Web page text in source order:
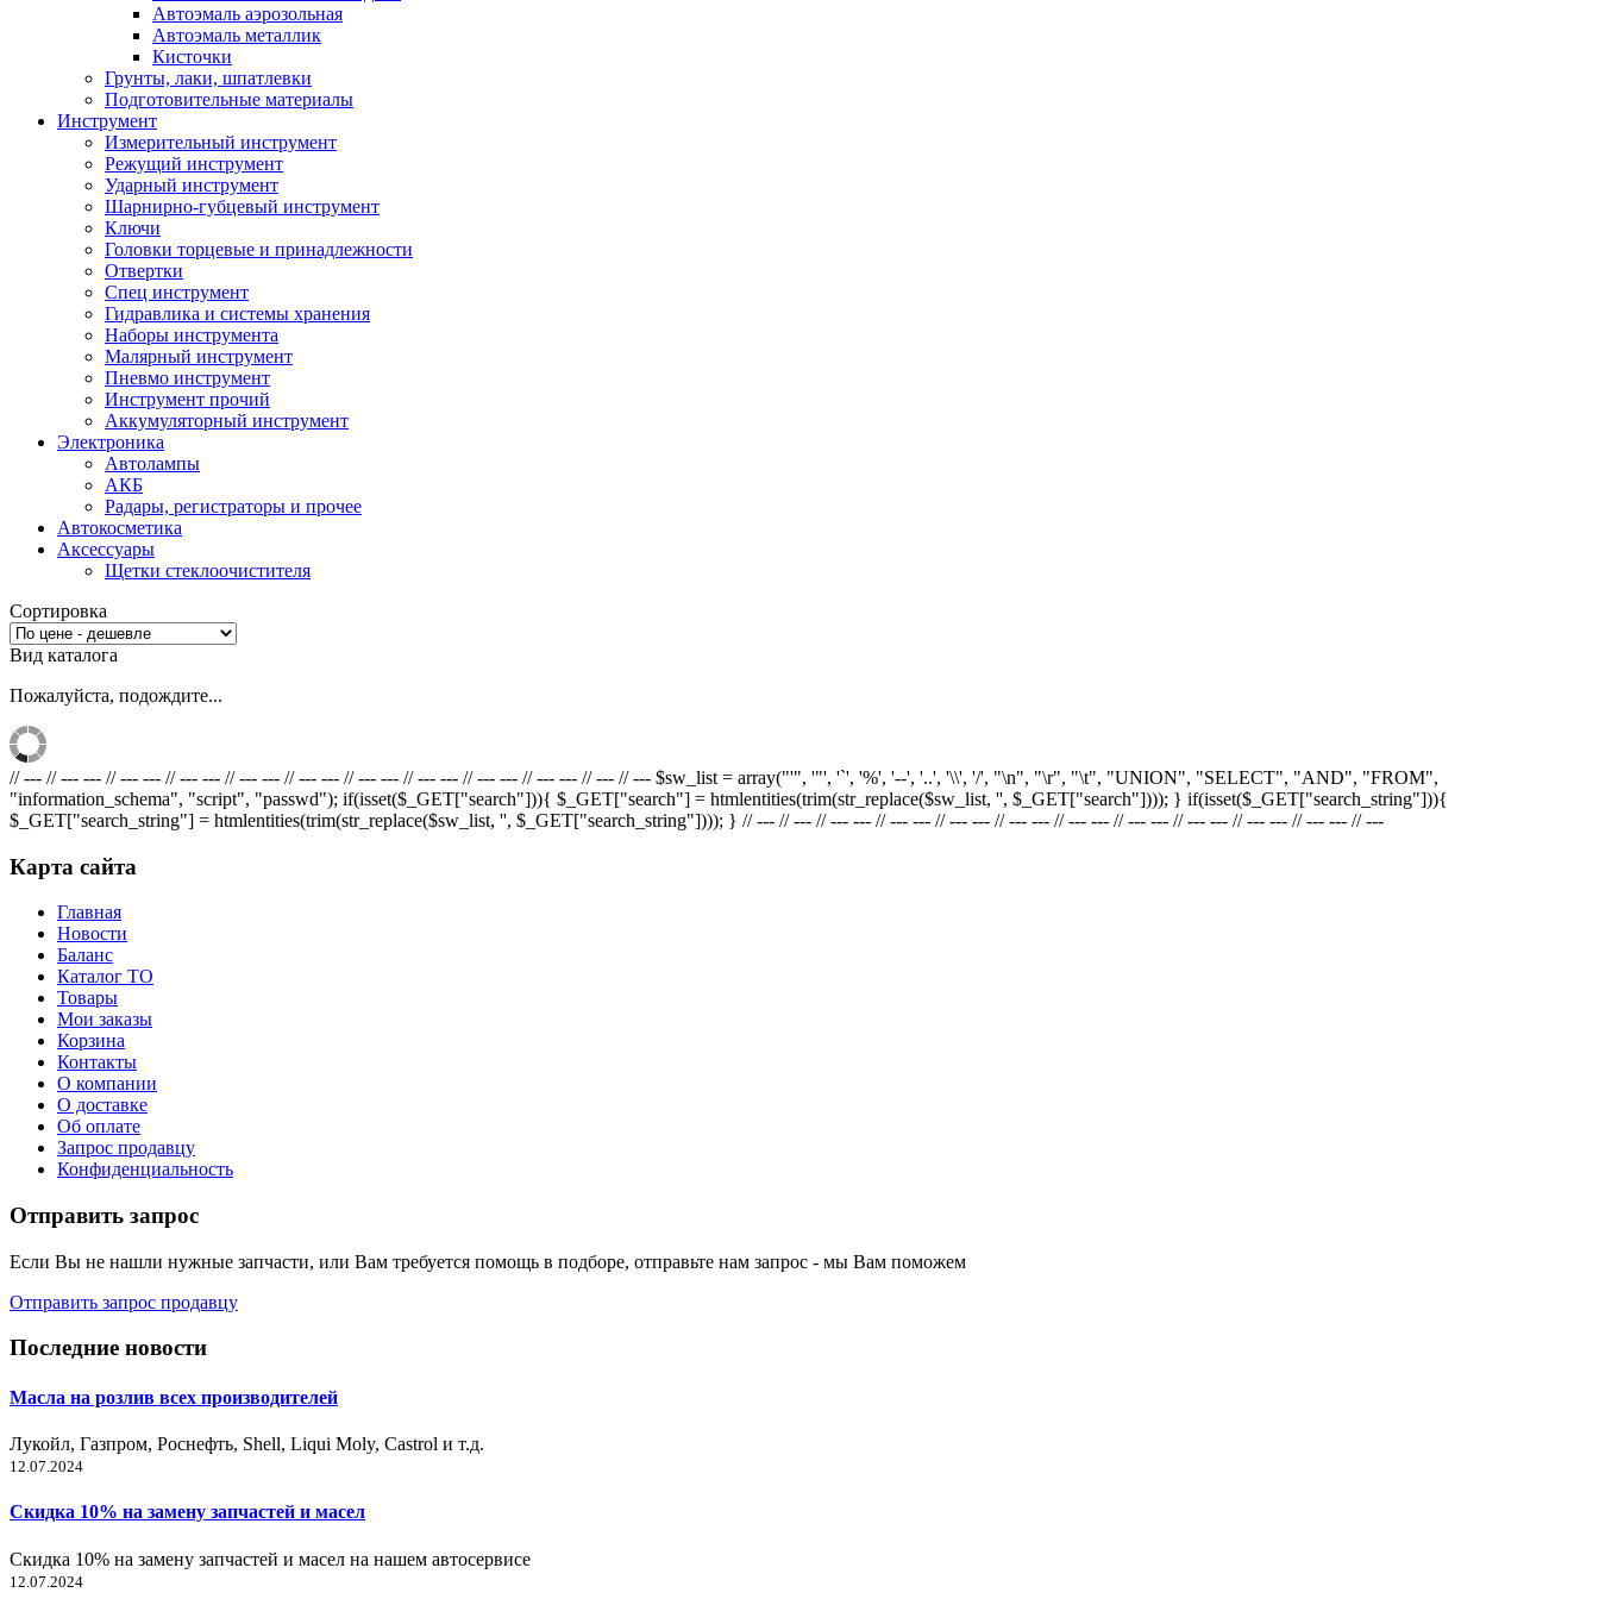
Автоэмаль аэрозольная
Автоэмаль металлик
Кисточки
Грунты, лаки, шпатлевки
Подготовительные материалы
Инструмент
Измерительный инструмент
Режущий инструмент
Ударный инструмент
Шарнирно-губцевый инструмент
Ключи
Головки торцевые и принадлежности
Отвертки
Спец инструмент
Гидравлика и системы хранения
Наборы инструмента
Малярный инструмент
Пневмо инструмент
Инструмент прочий
Аккумуляторный инструмент
Электроника
Автолампы
АКБ
Радары, регистраторы и прочее
Автокосметика
Аксессуары
Щетки стеклоочистителя
Сортировка
Вид каталога
Пожалуйста, подождите...
// --- // --- --- // --- --- // --- --- // --- --- // --- --- // --- --- // --- --- // --- --- // --- --- // --- // --- $sw_list = array("'", '"', '`', '%', '--', '..', '\\', '/', "\n", "\r", "\t", "UNION", "SELECT", "AND", "FROM",
"information_schema", "script", "passwd"); if(isset($_GET["search"])){ $_GET["search"] = htmlentities(trim(str_replace($sw_list, '', $_GET["search"]))); } if(isset($_GET["search_string"])){
$_GET["search_string"] = htmlentities(trim(str_replace($sw_list, '', $_GET["search_string"]))); } // --- // --- // --- --- // --- --- // --- --- // --- --- // --- --- // --- --- // --- --- // --- --- // --- --- // ---
Карта сайта
Главная
Новости
Баланс
Каталог ТО
Товары
Мои заказы
Корзина
Контакты
О компании
О доставке
Об оплате
Запрос продавцу
Конфиденциальность
Отправить запрос
Если Вы не нашли нужные запчасти, или Вам требуется помощь в подборе, отправьте нам запрос - мы Вам поможем
Отправить запрос продавцу
Последние новости
Масла на розлив всех производителей
Лукойл, Газпром, Роснефть, Shell, Liqui Moly, Castrol и т.д.
12.07.2024
Скидка 10% на замену запчастей и масел
Скидка 10% на замену запчастей и масел на нашем автосервисе
12.07.2024